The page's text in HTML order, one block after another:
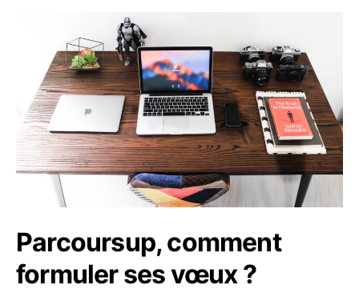
Parcoursup, comment
formuler ses vœux ?